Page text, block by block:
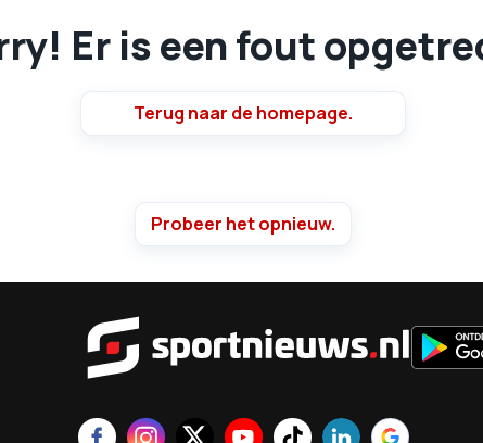
Er is een fout
Terug naar de homepage.
Probeer het opnieuw.